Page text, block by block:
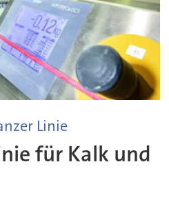
Linie
für Kalk und